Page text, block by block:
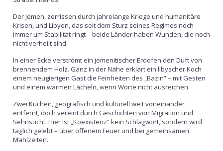
Der Jemen, zerrissen durch jahrelange Kriege und humanitäre
Krisen, und Libyen, das seit dem Sturz seines Regimes noch
immer um Stabilität ringt – beide Länder haben Wunden, die noch
nicht verheilt sind.
In einer Ecke verströmt ein jemenitischer Erdofen den Duft von
brennendem Holz. Ganz in der Nähe erklärt ein libyscher Koch
einem neugierigen Gast die Feinheiten des „Bazin“ – mit Gesten
und einem warmen Lächeln, wenn Worte nicht ausreichen.
Zwei Küchen, geografisch und kulturell weit voneinander
entfernt, doch vereint durch Geschichten von Migration und
Sehnsucht. Hier ist „Koexistenz“ kein Schlagwort, sondern wird
täglich gelebt – über offenem Feuer und bei gemeinsamen
Mahlzeiten.